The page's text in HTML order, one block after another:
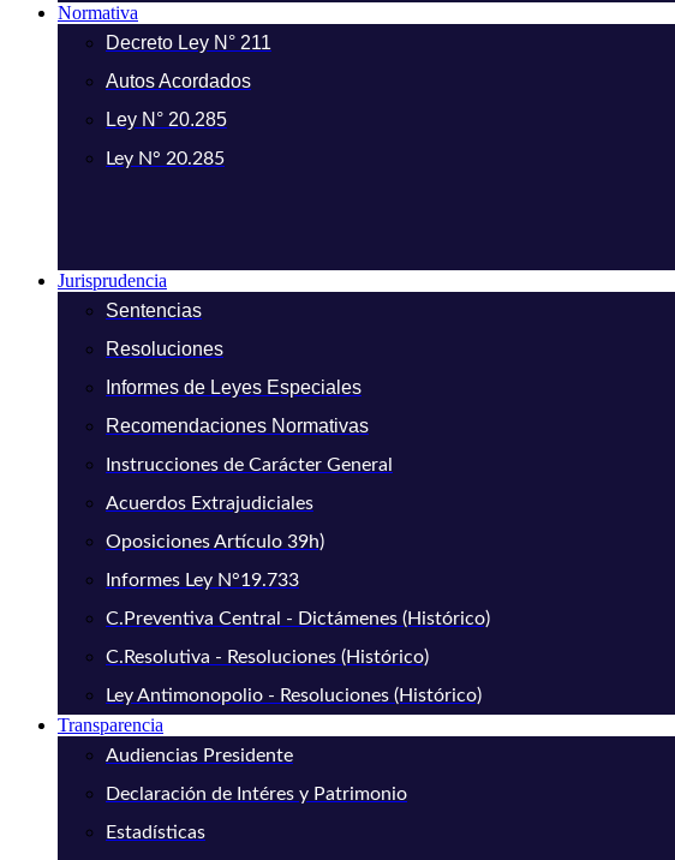
Normativa
Decreto Ley N° 211
Autos Acordados
Ley N° 20.285
Ley N° 20.285
Jurisprudencia
Sentencias
Resoluciones
Informes de Leyes Especiales
Recomendaciones Normativas
Instrucciones de Carácter General
Acuerdos Extrajudiciales
Oposiciones Artículo 39h)
Informes Ley N°19.733
C.Preventiva Central - Dictámenes (Histórico)
C.Resolutiva - Resoluciones (Histórico)
Ley Antimonopolio - Resoluciones (Histórico)
Transparencia
Audiencias Presidente
Declaración de Intéres y Patrimonio
Estadísticas